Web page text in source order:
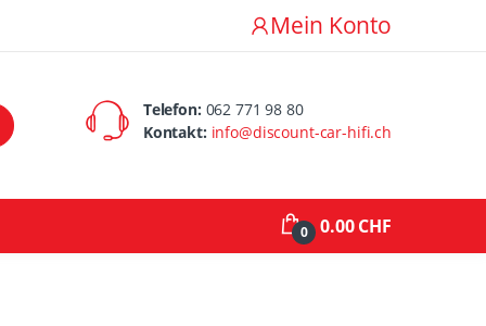
Mein Konto
Telefon: 062 771 98 80
Kontakt: info@discount-car-hifi.ch
0 0.00 CHF